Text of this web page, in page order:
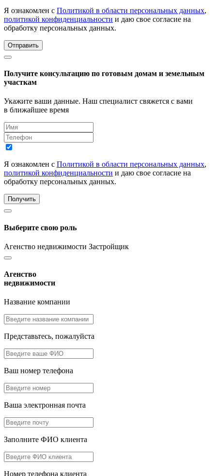
Я ознакомлен с Политикой в области персональных данных,
политикой конфиденциальности и даю свое согласие на
обработку персональных данных.
Отправить
Получите консультацию по готовым домам и земельным
участкам
Укажите ваши данные. Наш специалист свяжется с вами
в ближайшее время
Я ознакомлен с Политикой в области персональных данных,
политикой конфиденциальности и даю свое согласие на
обработку персональных данных.
Получить
Выберите свою роль
Агенство недвижимости Застройщик
Агенство
недвижимости
Название компании
Представьтесь, пожалуйста
Ваш номер телефона
Ваша электронная почта
Заполните ФИО клиента
Номер телефона клиента